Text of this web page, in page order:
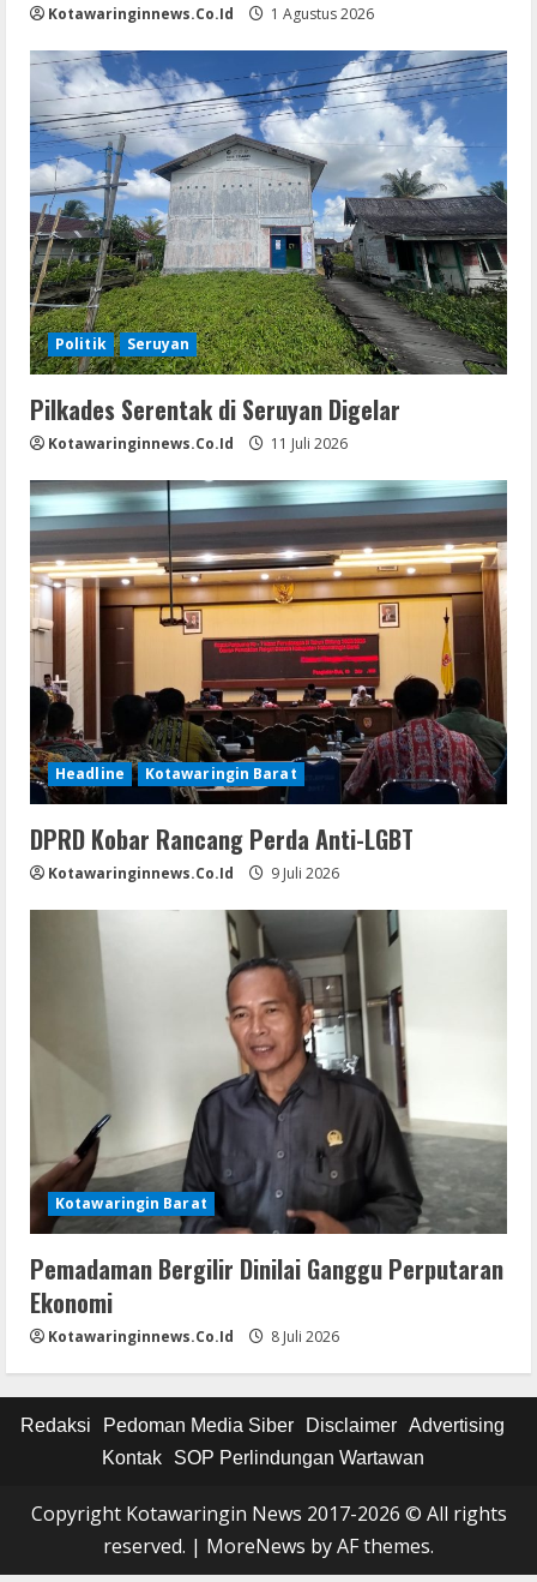
Kotawaringinnews.co.id 1 Agustus 2026
Politik Seruyan
Pilkades Serentak di Seruyan Digelar
Kotawaringinnews.co.id 11 Juli 2026
Headline Kotawaringin Barat
DPRD Kobar Rancang Perda Anti-LGBT
Kotawaringinnews.co.id 9 Juli 2026
Kotawaringin Barat
Pemadaman Bergilir Dinilai Ganggu Perputaran
Ekonomi
Kotawaringinnews.co.id 8 Juli 2026
Redaksi Pedoman Media Siber Disclaimer Advertising
Kontak
SOP Perlindungan Wartawan
Copyright Kotawaringin News 2017-2026 © All rights
reserved. | MoreNews by AF themes.